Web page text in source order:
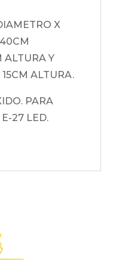
X
ALTURA Y
ALTURA.
PARA
27 LED.